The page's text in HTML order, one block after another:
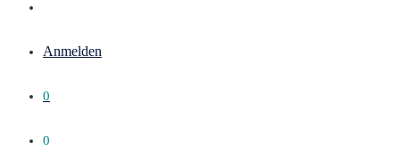
Anmelden
0
0